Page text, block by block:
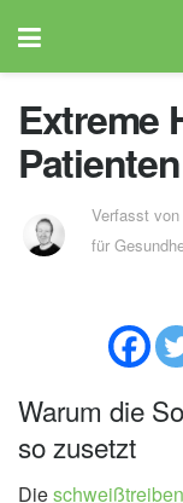
Extreme
Verfasst
für
Warum die
so zusetzt
Die